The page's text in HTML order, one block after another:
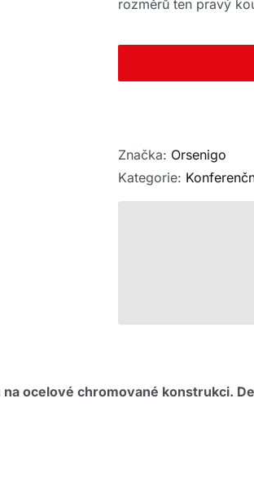
rozměrů ten pravý
Značka: Orsenigo
Kategorie:
ocelové chromované konstrukci.